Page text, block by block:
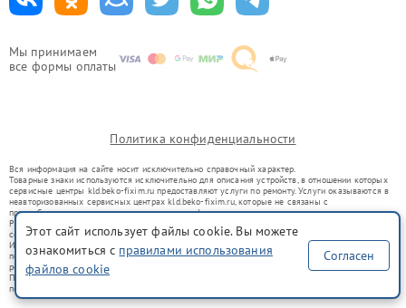
Мы принимаем
все формы оплаты
Политика конфиденциальности
Вся информация на сайте носит исключительно справочный характер.
Товарные знаки используются исключительно для описания устройств, в отношении которых
сервисные центры kld.beko-fixim.ru предоставляют услуги по ремонту. Услуги оказываются в
неавторизованных сервисных центрах kld.beko-fixim.ru, которые не связаны с
правообладателями товарных знаков или их официальными представителями.
Ремонт осуществляется для устройств, уже введенных в гражданский оборот в соответствии
со статьей 1487 ГК РФ.
Использование товарных знаков не преследует цели индивидуализации услуг или введения
потребителей в заблуждение, а служит для информирования о предоставляемых услугах по
ремонту техники указанных брендов.
Представленная на сайте информация не является публичной офертой, определяемой
положениями Статьи 437(2) Гражданского кодекса РФ
Этот сайт использует файлы cookie. Вы можете
ознакомиться с правилами использования
файлов cookie
Согласен